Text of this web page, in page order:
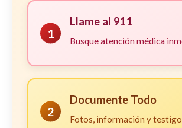
1
Llame al 911
Busque atención médica
2
Documente Todo
Fotos, información y